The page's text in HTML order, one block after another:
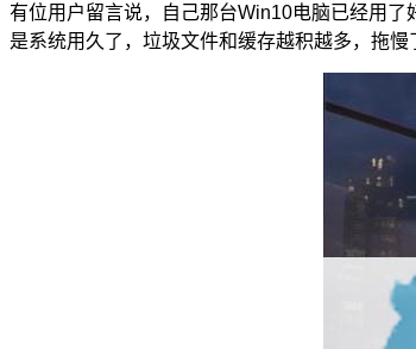
有位用户留言说，自己那台Win10电脑已经用
是系统用久了，垃圾文件和缓存越积越多，拖